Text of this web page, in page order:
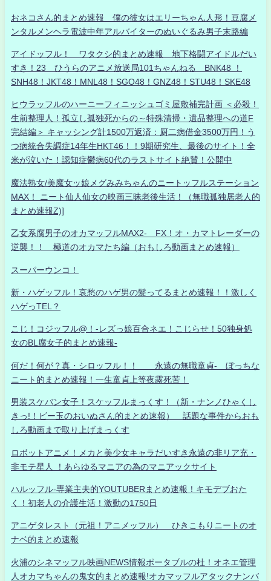
おネコさん的まとめ速報 僕の彼女はエリーちゃん人形！豆腐メ
ンタルメンヘラ電波中年アルバイターのぬいぐるみ男子末路編
アイドッフル！ ワタクシ的まとめ速報 地下格闘アイドルだい
すき！23 ひうらのアニメ放送局101ちゃんねる BNK48 ！
SNH48！JKT48！MNL48！SGO48！GNZ48！STU48！SKE48
ヒウラッフルのハーニーフィニッシュゴミ屋敷補完計画 ＜必殺！
生前整理人！孤立し孤独死からの～特殊清掃・遺品整理への道F
完結編＞ キャッシング計1500万返済：厨二病借金3500万円！う
つ病統合失調症14年生HKT46！！9期研究生、最後のサイト！全
米が泣いた！認知症鬱病60代のラストサイト絶賛！公開中
魔法熟女/美魔女ッ娘メグみみちゃんのニートッフルステーション
MAX！ ニート仙人仙女の映画三昧老後生活！（無職孤独居老人的
まとめ速報Z)]
乙女系腐男子のオカマッフルMAX2- FX！オ・カマトレーダーの
逆襲！！ 極道のオカマたち編（おもしろ動画まとめ速報）
スーパーウンコ！
新・ハゲッフル！哀愁のハゲ男の髪ってるまとめ速報！！激しく
ハゲっTEL？
こじ！コジッフル@！-レズっ娘百合ネエ！こじらせ！50独身処
女のBL腐女子的まとめ速報-
何だ！何が？真・シロッフル！！ 永遠の無職童貞- ぼっちな
ニート的まとめ速報！一生童貞上等夜露死苦！
男装スケバン女子！スケッフルまっくす！（新・ナンノひゃくし
きっ!！ビー玉のおいぬさん的まとめ速報） 話題な事件からおも
しろ動画まで取り上げまっくす
ロボットアニメ！メカと美少女キャラだいすき永遠の非リア充・
非モテ星人 ！あらゆるマニアの為のマニアックサイト
ハルッフル-専業主夫的YOUTUBERまとめ速報！キモデブおた
く！初老人の介護生活！激動の1750日
アニゲタレスト（元祖！アニメッフル） ひきこもりニートのオ
ナベ的まとめ速報
火浦のシネマッフル映画NEWS情報ポータブルの杜！オネエ管理
人オカマちゃんの鬼女的まとめ速報!オカマッフルアタックナンバ